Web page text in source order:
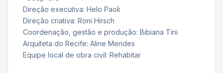
Direção executiva: Helo Paoli
Direção criativa: Roni Hirsch
Coordenação, gestão e produção: Bibiana Tini
Arquiteta do Recife: Aline Mendes
Equipe local de obra civil: Rehabitar